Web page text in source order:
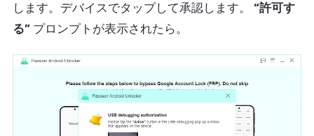
します。デバイスでタップして承認します。 “許可す
る”プロンプトが表示されたら。